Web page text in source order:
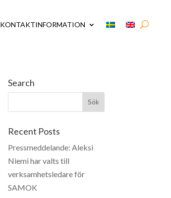
KONTAKTINFORMATION
Search
Recent Posts
Pressmeddelande: Aleksi
Niemi har valts till
verksamhetsledare för
SAMOK